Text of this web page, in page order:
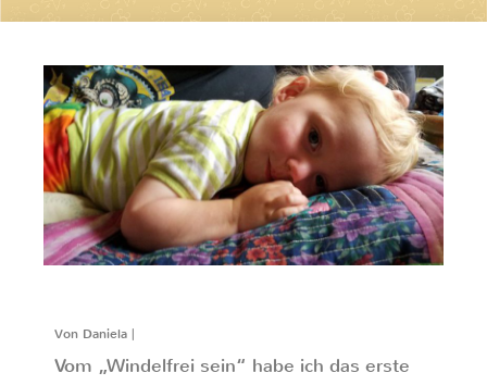
Von Daniela |
Vom „Windelfrei sein“ habe ich das erste